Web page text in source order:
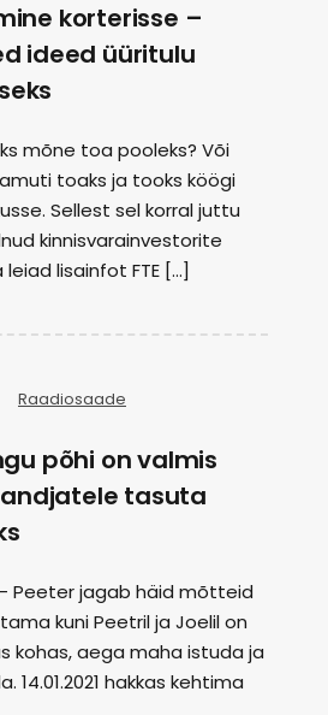
korterisse –
ideed üüritulu
mõne toa pooleks? Või
toaks ja tooks köögi
Sellest sel korral juttu
kinnisvarainvestorite
lisainfot FTE […]
Raadiosaade
põhi on valmis
tasuta
Peeter jagab häid mõtteid
kuni Peetril ja Joelil on
kohas, aega maha istuda ja
14.01.2021 hakkas kehtima